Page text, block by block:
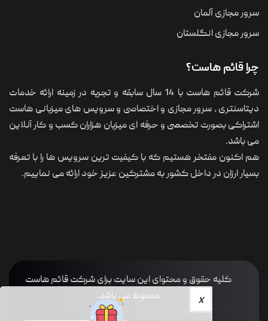
سرور مجازی آلمان
سرور مجازی انگلستان
چرا قائم هاست؟
شرکت قائم هاست با 14 سال سابقه و تجربه در زمینه ارائه خدمات
دیتاسنتری ، سرور مجازی و اختصاصی و سرویس های میزبانی هاست
اشتراکی بصورت تخصصی و حرفه ای میزبان هزاران کسب و کار آنلاین
می باشد.
هم اکنون مفتخر هستیم که با کیفیت ترین سرویس ها را با تعرفه
بسیار ارزان در داخل کشور به مشترکین عزیز خود ارائه می نماییم.
کلیه حقوق و محتوای این سایت برای شرکت قائم هاست
محفوظ می باشد.